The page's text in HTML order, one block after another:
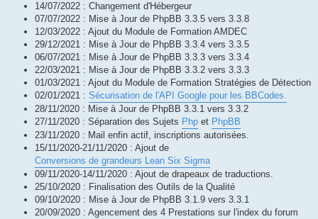
14/07/2022 : Changement d'Hébergeur
07/07/2022 : Mise à Jour de PhpBB 3.3.5 vers 3.3.8
12/03/2022 : Ajout du Module de Formation AMDEC
29/12/2021 : Mise à Jour de PhpBB 3.3.4 vers 3.3.5
06/07/2021 : Mise à Jour de PhpBB 3.3.3 vers 3.3.4
22/03/2021 : Mise à Jour de PhpBB 3.3.2 vers 3.3.3
01/03/2021 : Ajout du Module de Formation Stratégies de Détection
02/01/2021 : Sécurisation de l'API Google pour les BBCodes.
28/11/2020 : Mise à Jour de PhpBB 3.3.1 vers 3.3.2
27/11/2020 : Séparation des Sujets Php et PhpBB
23/11/2020 : Mail enfin actif, inscriptions autorisées.
15/11/2020-21/11/2020 : Ajout de
Conversions de grandeurs Lean Six Sigma
09/11/2020-14/11/2020 : Ajout de drapeaux de traductions.
25/10/2020 : Finalisation des Outils de la Qualité
09/10/2020 : Mise à Jour de PhpBB 3.1.9 vers 3.3.1
20/09/2020 : Agencement des 4 Prestations sur l'index du forum